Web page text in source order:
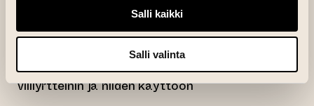
Salli kaikki
Salli valinta
– Visuaalisuus: miten värejä käytetään ja
saadaan aikaan visuaalisesti kiinnostavia
– Luonnonyrtit ja kukat: tutustutaan tutuimpiin
villiyrtteihin ja niiden käyttöön